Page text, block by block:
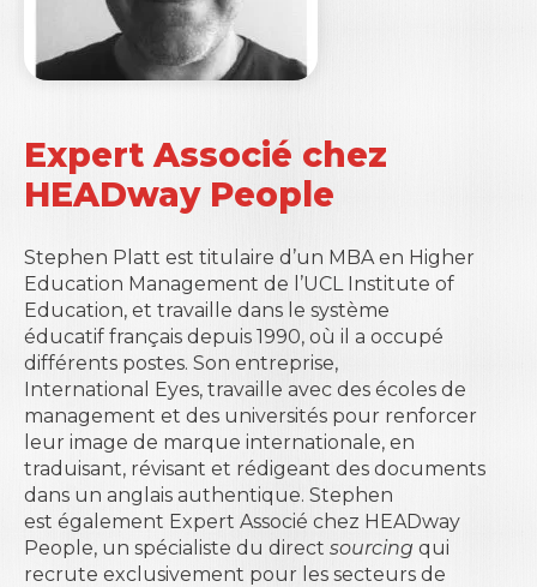
Expert Associé chez
HEADway People
Stephen Platt est titulaire d’un MBA en Higher
Education Management de l’UCL Institute of
Education, et travaille dans le système
éducatif français depuis 1990, où il a occupé
différents postes. Son entreprise,
International Eyes, travaille avec des écoles de
management et des universités pour renforcer
leur image de marque internationale, en
traduisant, révisant et rédigeant des documents
dans un anglais authentique. Stephen
est également Expert Associé chez HEADway
People, un spécialiste du direct sourcing qui
recrute exclusivement pour les secteurs de